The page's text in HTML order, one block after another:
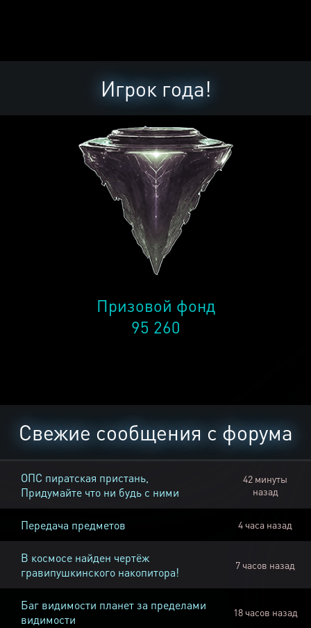
Игрок года!
Призовой фонд
95 260
Свежие сообщения с форума
ОПС пиратская пристань,
Придумайте что ни будь с ними
42 минуты
назад
Передача предметов 4 часа назад
В космосе найден чертёж
гравипушкинского накопитора!
7 часов назад
Баг видимости планет за пределами
видимости
18 часов назад